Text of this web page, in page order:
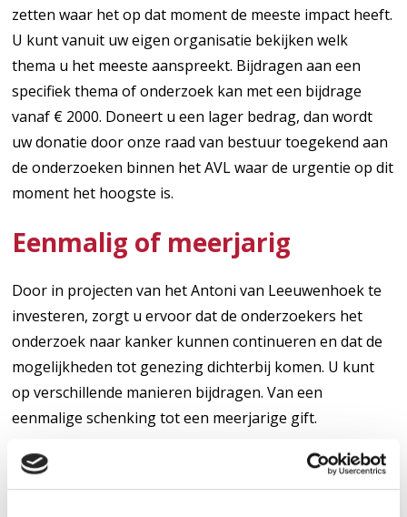
zetten waar het op dat moment de meeste impact heeft.
U kunt vanuit uw eigen organisatie bekijken welk
thema u het meeste aanspreekt. Bijdragen aan een
specifiek thema of onderzoek kan met een bijdrage
vanaf € 2000. Doneert u een lager bedrag, dan wordt
uw donatie door onze raad van bestuur toegekend aan
de onderzoeken binnen het AVL waar de urgentie op dit
moment het hoogste is.
Eenmalig of meerjarig
Door in projecten van het Antoni van Leeuwenhoek te
investeren, zorgt u ervoor dat de onderzoekers het
onderzoek naar kanker kunnen continueren en dat de
mogelijkheden tot genezing dichterbij komen. U kunt
op verschillende manieren bijdragen. Van een
eenmalige schenking tot een meerjarige gift.
Meer informatie
Wilt u met ons in gesprek over de mogelijkheden bij te